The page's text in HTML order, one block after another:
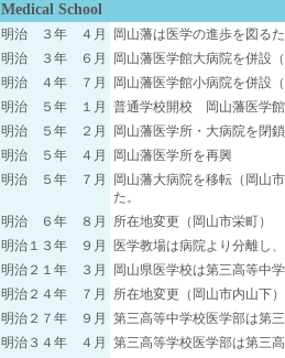
Medical School
明治 ３年 ４月
岡山藩は医学の進歩を図る
明治 ３年 ６月
岡山藩医学館大病院を併設
明治 ４年 ７月
岡山藩医学館小病院を併設
明治 ５年 １月
普通学校開校 岡山藩医学
明治 ５年 ２月
岡山藩医学所・大病院を閉鎖
明治 ５年 ４月
岡山藩医学所を再興
明治 ５年 ７月
岡山藩大病院を移転（岡山
た。
明治 ６年 ８月
所在地変更（岡山市栄町）
明治１３年 ９月
医学教場は病院より分離し
明治２１年 ３月
岡山県医学校は第三高等中
明治２４年 ７月
所在地変更（岡山市内山下）
明治２７年 ９月
第三高等中学校医学部は第
明治３４年 ４月
第三高等学校医学部は第三